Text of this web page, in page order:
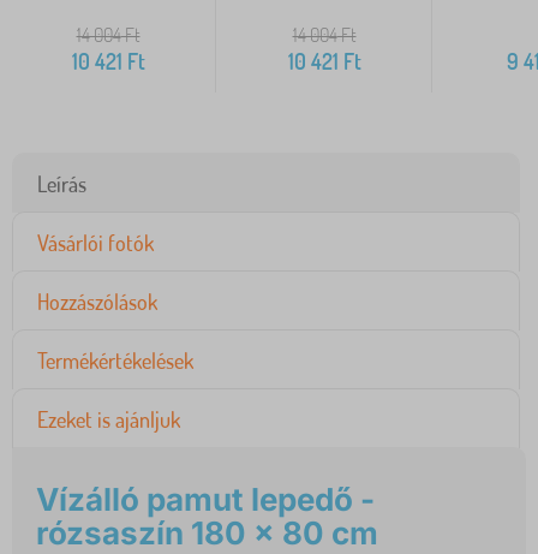
14 004Ft
10 421 Ft
14 004Ft
10 421 Ft 9
Leírás
Vásárlói fotók
Hozzászólások
Termékértékelések
Ezeket is ajánljuk
Vízálló pamut lepedő -
rózsaszín 180 x 80 cm